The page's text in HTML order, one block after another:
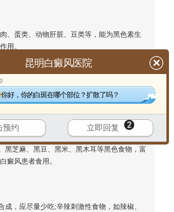
蛋类、动物肝脏、豆类等，能为黑色素生
用。
氨酸酶活性，加快黑色素生成。常见的含
合理搭配到日常饮食中。
芝麻、黑豆、黑米、黑木耳等黑色食物，富
癜风患者食用。
，应尽量少吃;辛辣刺激性食物，如辣椒、
昆明白癜风医院
你好，你的白斑在哪个部位？扩散了吗？
预约 立即回复